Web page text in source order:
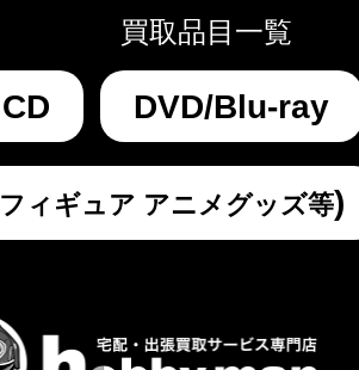
買取品目一覧
CD DVD/Blu-ray
フィギュア アニメグッズ等)